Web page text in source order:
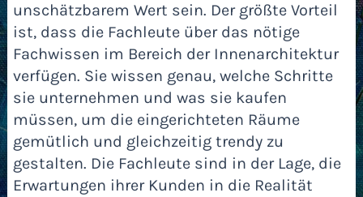
unschätzbarem Wert sein. Der größte Vorteil
ist, dass die Fachleute über das nötige
Fachwissen im Bereich der Innenarchitektur
verfügen. Sie wissen genau, welche Schritte
sie unternehmen und was sie kaufen
müssen, um die eingerichteten Räume
gemütlich und gleichzeitig trendy zu
gestalten. Die Fachleute sind in der Lage, die
Erwartungen ihrer Kunden in die Realität